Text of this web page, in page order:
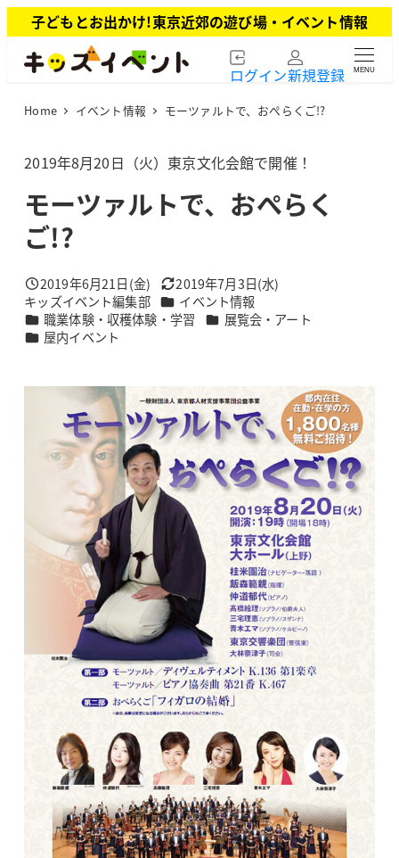
イ
子どもとお出かけ!東京近郊の遊び場・イベント情報
ログイン新規登録 MENU
Home イベント情報 モーツァルトで、おぺらくご!?
2019年8月20日（火）東京文化会館で開催！
モーツァルトで、おぺらく
ご!?
投稿日
2019年6月21日(金) 更新日
2019年7月3日(水)
著
者
キッズイベント編集部 カテゴリー
イベント情報
カテゴリー
職業体験・収穫体験・学習 カテゴリー
展覧会・アート
カテゴリー
屋内イベント